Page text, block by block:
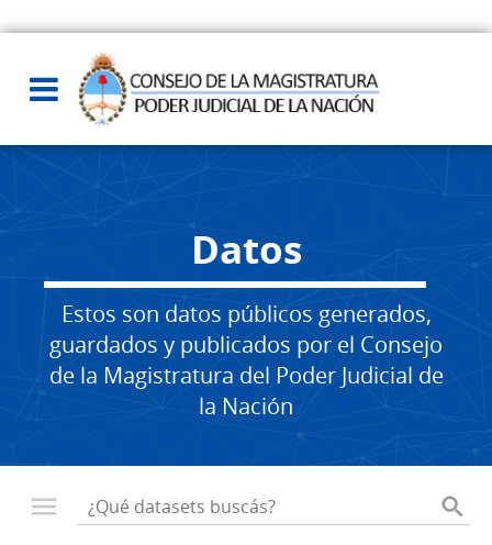
Datos
Estos son datos públicos generados,
guardados y publicados por el Consejo
de la Magistratura del Poder Judicial de
la Nación